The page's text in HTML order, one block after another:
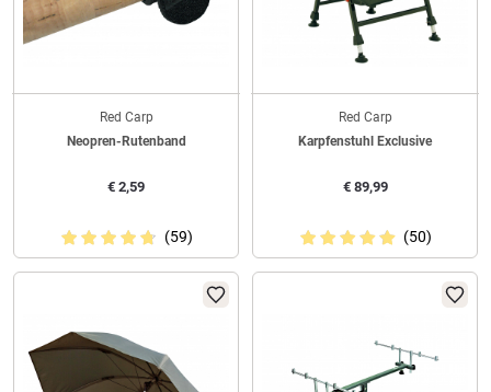
Red Carp
Neopren-Rutenband
€ 2,59
(59)
Red Carp
Karpfenstuhl Exclusive
€89,99
(50)